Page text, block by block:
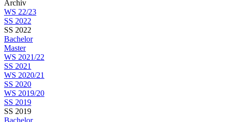
Archiv
WS 22/23
SS 2022
SS 2022
Bachelor
Master
WS 2021/22
SS 2021
WS 2020/21
SS 2020
WS 2019/20
SS 2019
SS 2019
Bachelor